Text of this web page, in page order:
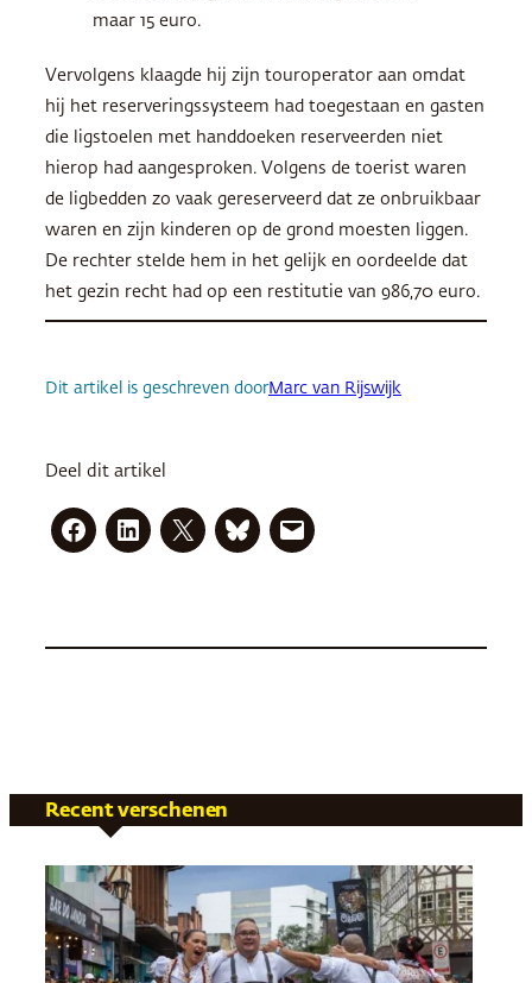
maar 15 euro.
Vervolgens klaagde hij zijn touroperator aan omdat
hij het reserveringssysteem had toegestaan en gasten
die ligstoelen met handdoeken reserveerden niet
hierop had aangesproken. Volgens de toerist waren
de ligbedden zo vaak gereserveerd dat ze onbruikbaar
waren en zijn kinderen op de grond moesten liggen.
De rechter stelde hem in het gelijk en oordeelde dat
het gezin recht had op een restitutie van 986,70 euro.
Dit artikel is geschreven doorMarc van Rijswijk
Deel dit artikel
Recent verschenen